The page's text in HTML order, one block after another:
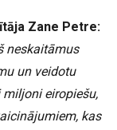
Zane Petre:
neskaitāmus
un veidotu
eiropiešu,
kas